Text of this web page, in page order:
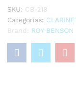
SKU: CB-218
Categorías:
Brand: ROY BENSON